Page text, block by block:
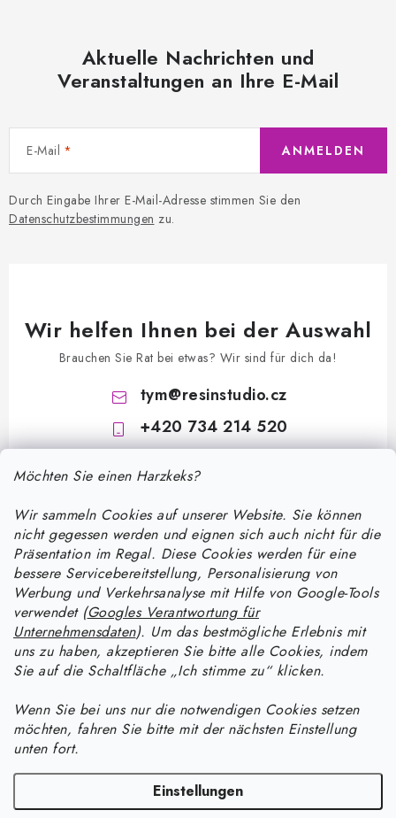
Möchten Sie einen Harzkeks?
Wir sammeln Cookies auf unserer Website. Sie können
nicht gegessen werden und eignen sich auch nicht für die
Präsentation im Regal. Diese Cookies werden für eine
bessere Servicebereitstellung, Personalisierung von
Werbung und Verkehrsanalyse mit Hilfe von Google-Tools
verwendet (Googles Verantwortung für
Unternehmensdaten). Um das bestmögliche Erlebnis mit
uns zu haben, akzeptieren Sie bitte alle Cookies, indem
Sie auf die Schaltfläche „Ich stimme zu“ klicken.
Wenn Sie bei uns nur die notwendigen Cookies setzen
möchten, fahren Sie bitte mit der nächsten Einstellung
unten fort.
Einstellungen
Aktuelle Nachrichten und
Veranstaltungen an Ihre E-Mail
E-Mail
Durch Eingabe Ihrer E-Mail-Adresse stimmen Sie den
Datenschutzbestimmungen zu.
ANMELDEN
Wir helfen Ihnen bei der Auswahl
Brauchen Sie Rat bei etwas? Wir sind für dich da!
tym@resinstudio.cz
+420 734 214 520
Informace pro vás
Kontakte
Bestellstatus
Anleitung zur Verarbeitung von UV-Harz: Ein praktischer Leitfaden
zu Aushärtung, Färbung und Fehlerbehebung
Wie lange braucht Epoxidharz zum Aushärten und wie kann ich den
Anleitung für Harzprodukte
Wie man Schmuck aus UV-Harz mit Crushed-Effekt herstellt